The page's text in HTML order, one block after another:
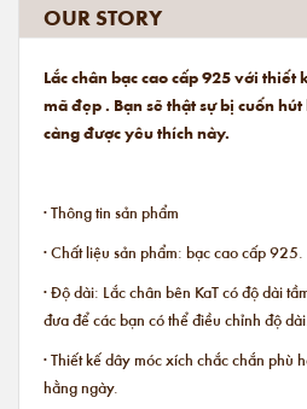
OUR STORY
Lắc chân bạc cao cấp 925 với
mã đẹp . Bạn sẽ thật sự bị cuốn
càng được yêu thích này.
· Thông tin sản phẩm
· Chất liệu sản phẩm: bạc cao cấp 925.
· Độ dài: Lắc chân bên KaT có độ dài
đưa để các bạn có thể điều chỉnh độ
· Thiết kế dây móc xích chắc chắn phù
hằng ngày.